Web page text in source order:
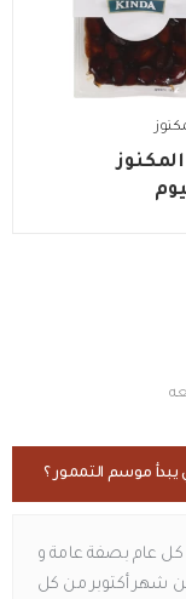
المكنوز
يبدأ موسم التممور ؟
عام بصفة عامة و
من شهر أكتوبر من كل